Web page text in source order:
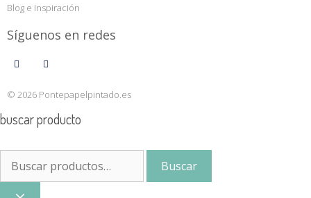
Blog e Inspiración
Síguenos en redes
© 2026 Pontepapelpintado.es
buscar producto
Buscar